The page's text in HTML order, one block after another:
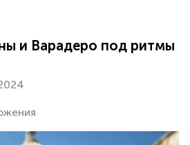
и Варадеро под ритмы